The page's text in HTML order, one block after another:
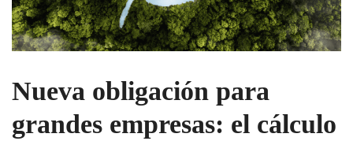
Nueva obligación para
grandes empresas: el cálculo